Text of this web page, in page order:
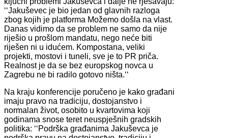
‘‘Jakuševec je bio jedan od glavnih razloga
zbog kojih je platforma Možemo došla na vlast.
Danas vidimo da se problem ne samo da nije
riješio u prošlom mandatu, nego neće biti
riješen ni u idućem. Kompostana, veliki
projekti, mostovi i tuneli, sve je to PR priča.
Realnost je da se bez europskog novca u
Zagrebu ne bi radilo gotovo ništa.‘‘
Na kraju konferencije poručeno je kako građani
imaju pravo na tradiciju, dostojanstvo i
normalan život, osobito u kvartovima koji
godinama snose teret neuspješnih gradskih
politika: ‘‘Podrška građanima Jakuševca je